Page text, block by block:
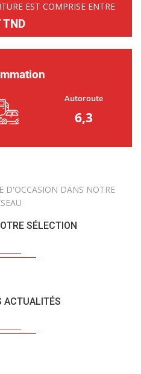
EST COMPRISE ENTRE
TND
Autoroute
6,3
D'OCCASION DANS NOTRE
SÉLECTION
ACTUALITÉS